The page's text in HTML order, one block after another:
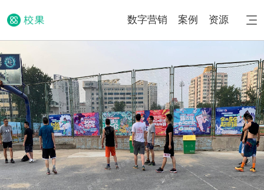
数字营销 案例 资源